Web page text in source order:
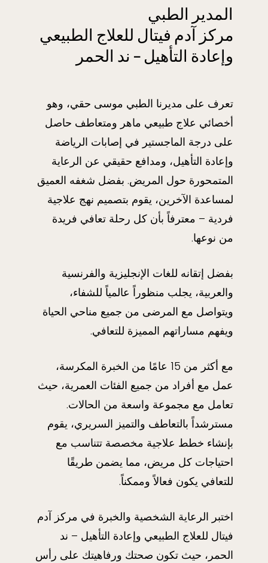
المدير الطبي
مركز آدم فيتال للعلاج الطبيعي
وإعادة التأهيل – ند الحمر
تعرف على مديرنا الطبي موسى حقي، وهو
أخصائي علاج طبيعي ماهر ومتعاطف حاصل
على درجة الماجستير في إصابات الرياضة
وإعادة التأهيل، ومدافع حقيقي عن الرعاية
المتمحورة حول المريض. بفضل شغفه العميق
لمساعدة الآخرين، يقوم بتصميم نهج علاجية
فردية – معترفاً بأن كل رحلة تعافي فريدة
من نوعها.
بفضل إتقانه للغات الإنجليزية والفرنسية
والعربية، يجلب منظوراً عالمياً للشفاء،
ويتواصل مع المرضى من جميع مناحي الحياة
ويفهم مساراتهم المميزة للتعافي.
مع أكثر من 15 عامًا من الخبرة المكرسة،
عمل مع أفراد من جميع الفئات العمرية، حيث
تعامل مع مجموعة واسعة من الحالات.
مسترشداً بالتعاطف والتميز السريري، يقوم
بإنشاء خطط علاجية مخصصة تتناسب مع
احتياجات كل مريض، مما يضمن طريقًا
للتعافي يكون فعالاً وممكناً.
اختبر الرعاية الشخصية والخبرة في مركز آدم
فيتال للعلاج الطبيعي وإعادة التأهيل – ند
الحمر، حيث تكون صحتك ورفاهيتك على رأس